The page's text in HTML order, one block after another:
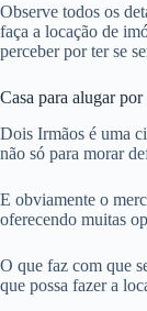
Observe todos os
faça a locação de
perceber por ter se
Casa para alugar
Dois Irmãos é uma
não só para morar
E obviamente o
oferecendo muitas
O que faz com que
que possa fazer a